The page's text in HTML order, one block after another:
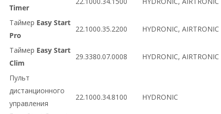
Тimer
Таймер Easy Start
Pro
22.1000.35.2200 HYDRONIC, AIRTRONIC
Таймер Easy Start
Clim
29.3380.07.0008 HYDRONIC, AIRTRONIC
Пульт
дистанционного
управления
22.1000.34.8100 HYDRONIC